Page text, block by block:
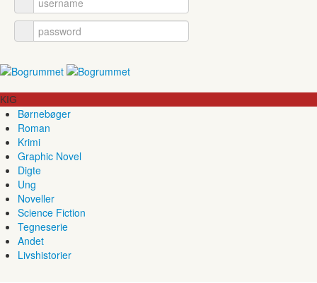
KIG
Børnebøger
Roman
Krimi
Graphic Novel
Digte
Ung
Noveller
Science Fiction
Tegneserie
Andet
Livshistorier